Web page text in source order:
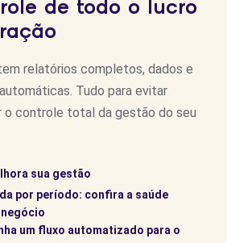
de todo o lucro
relatórios completos, dados e
Tudo para evitar
o controle total da gestão do seu
sua gestão
por período: confira a saúde
um fluxo automatizado para o